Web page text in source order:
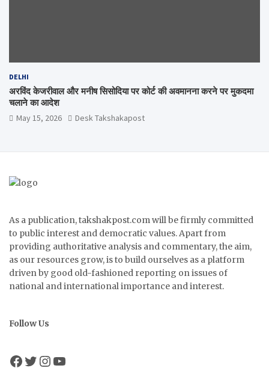
DELHI
अरविंद केजरीवाल और मनीष सिसोदिया पर कोर्ट की अवमानना करने पर मुकदमा
चलाने का आदेश
May 15, 2026 Desk Takshakapost
As a publication, takshakpost.com will be firmly committed
to public interest and democratic values. Apart from
providing authoritative analysis and commentary, the aim,
as our resources grow, is to build ourselves as a platform
driven by good old-fashioned reporting on issues of
national and international importance and interest.
Follow Us
Facebook
Twitter
Instagram
YouTube